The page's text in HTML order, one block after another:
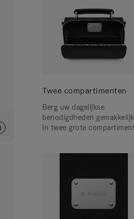
Twee compartimenten
Berg uw dagelijkse
benodigdheden
in twee grote